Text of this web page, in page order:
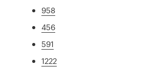
958
456
591
1222